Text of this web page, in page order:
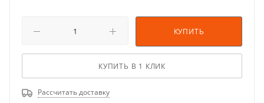
КУПИТЬ
КУПИТЬ В 1 КЛИК
Рассчитать доставку